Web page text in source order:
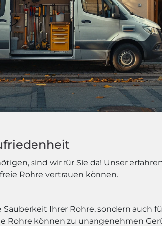
sind wir für Sie da! Unser
Rohre vertrauen können.
Ihrer Rohre, sondern auch
können zu unangenehmen